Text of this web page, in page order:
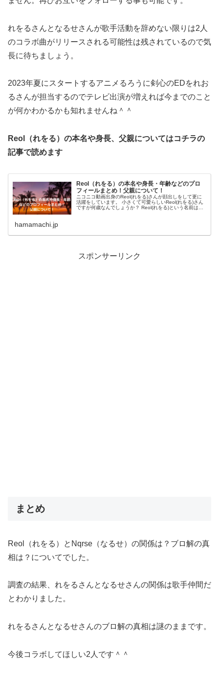
れをるさんとなるせさんが歌手活動を辞めない限りは2人
のコラボ曲がリリースされる可能性は残されているので気
長に待ちましょう。
2023年夏にスタートするアニメるろうに剣心のEDをれお
るさんが担当するのでテレビ出演が増えれば今までのこと
が何かわかるかも知れませんね＾＾
Reol（れをる）の本名や身長、父親についてはコチラの
記事で読めます
Reol（れをる）の本名や身長・年齢などのプロ
フィールまとめ！父親について！
ニコニコ動画出身のReol(れをる)さんが顔出しをして更に
活躍をしています。 小さくて可愛らしいReol(れをる)さん
ですが何歳なんでしょうか？ Reol(れをる)という名前は本
hamamachi.jp
スポンサーリンク
まとめ
Reol（れをる）とNqrse（なるせ）の関係は？ブロ解の真
相は？についてでした。
調査の結果、れをるさんとなるせさんの関係は歌手仲間だ
とわかりました。
れをるさんとなるせさんのブロ解の真相は謎のままです。
今後コラボしてほしい2人です＾＾